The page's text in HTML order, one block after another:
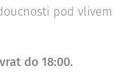
pod vlivem
do 18:00.